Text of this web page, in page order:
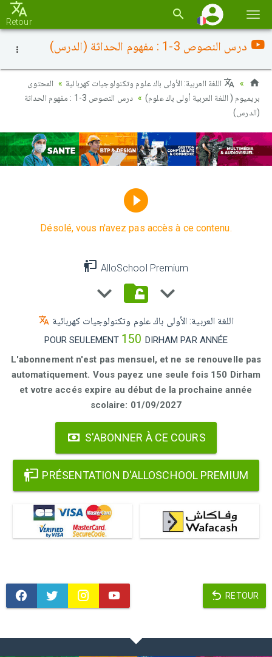
la
Retour
درس النصوص 3-1 : مفهوم الحداثة (الدرس)
اللغة العربية: الأولى باك علوم وتكنولوجيات كهربائية
المحتوى
بريميوم ( اللغة العربية أولى باك علوم)
درس النصوص 3-1 : مفهوم الحداثة
(الدرس)
Désolé, vous n'avez pas accès à ce contenu.
AlloSchool Premium
اللغة العربية: الأولى باك علوم وتكنولوجيات كهربائية
POUR SEULEMENT 150 DIRHAM PAR ANNÉE
L'abonnement n'est pas mensuel, et ne se renouvelle pas
automatiquement. Vous payez une seule fois 150 Dirham
et votre accés expire au début de la prochaine année
scolaire: 01/09/2027
S'ABONNER À CE COURS
PRÉSENTATION D'ALLOSCHOOL PREMIUM
RETOUR